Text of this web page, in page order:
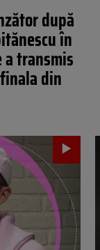
după
în
transmis
din